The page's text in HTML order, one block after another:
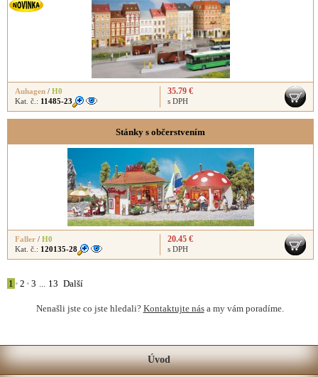
Auhagen / H0
Kat. č.: 11485-23
35.79 €
s DPH
Stánky s občerstvením
Faller / H0
Kat. č.: 120135-28
20.45 €
s DPH
1 • 2 • 3 ... 13 Další
Nenašli jste co jste hledali? Kontaktujte nása my vám poradíme.
Úvod